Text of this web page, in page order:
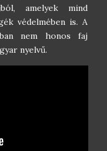
amelyek mind
védelmében is. A
nem honos faj
nyelvű.